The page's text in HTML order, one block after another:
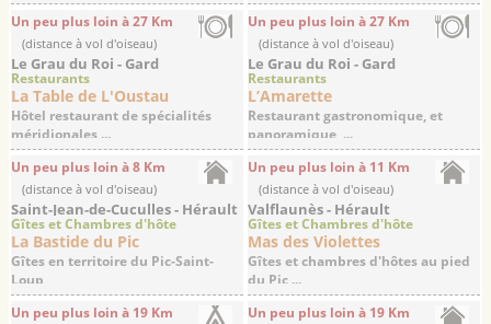
Un peu plus loin à 27 Km
(distance à vol d'oiseau)
Le Grau du Roi - Gard
Restaurants
La Table de L'Oustau
Hôtel restaurant de spécialités
méridionales ...
Un peu plus loin à 27 Km
(distance à vol d'oiseau)
Le Grau du Roi - Gard
Restaurants
L’Amarette
Restaurant gastronomique, et
panoramique, ...
Un peu plus loin à 8 Km
(distance à vol d'oiseau)
Saint-Jean-de-Cuculles - Hérault
Gîtes et Chambres d'hôte
La Bastide du Pic
Gîtes en territoire du Pic-Saint-
Loup
Un peu plus loin à 11 Km
(distance à vol d'oiseau)
Valflaunès - Hérault
Gîtes et Chambres d'hôte
Mas des Violettes
Gîtes et chambres d'hôtes au pied
du Pic ...
Un peu plus loin à 19 Km
Un peu plus loin à 19 Km